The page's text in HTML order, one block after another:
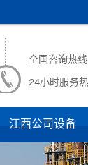
全国咨询热线
24小时服务热
江西公司设备